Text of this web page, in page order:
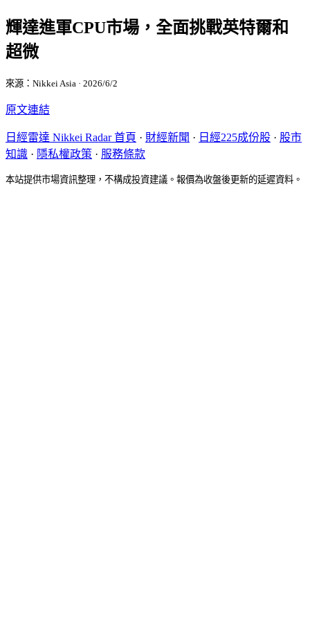
輝達進軍CPU市場，全面挑戰英特爾和
超微
來源：Nikkei Asia · 2026/6/2
原文連結
日經雷達 Nikkei Radar 首頁 · 財經新聞 · 日經225成份股 · 股市
知識 · 隱私權政策 · 服務條款
本站提供市場資訊整理，不構成投資建議。報價為收盤後更新的延遲資料。